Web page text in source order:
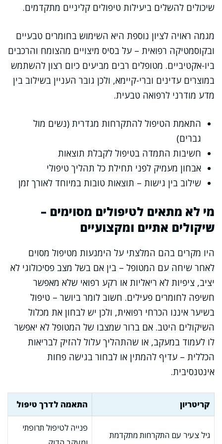
שיכולים להשלים ביעילות טיפולים קליניים מתקדמים.
מגמה ראויה לציון נוספת היא השימוש בחומרים טבעיים
ובקוסמטיקה רפואית – על בסיס מיצויים מהצומח והרכבים
ביו-אקטיביים. מטופלים רבים מביעים כיום רצון להשתמש
במוצרים עדינים וברי-קיימא, ולכן גובר העניין בשילוב בין
מדע מודרני לרפואה טבעית.
התאמת הטיפול להתקרחות מגדרית (נשים מול
גברים)
חשיבות התמדה בטיפול לקבלת תוצאות
אבחון מעמיק לפני תחילת כל תהליך טיפולי
שילוב בין גישות – תוצאות טובות במיוחד לאורך זמן
מי לא מתאים לטיפולים מסוימים –
שיקולים אתיים ומקצועיים
היו מקרים בהם המלצתי על הימנעות מטיפול מסוים
לאחר שיחה עם המטופל – בין אם בשל מצב פסיכולוגי לא
יציב, ציפיות לא ריאליות או רקע רפואי שלא מאפשר
חשיפה לחומרים פעילים. חשוב לומר ביושר – טיפול
בשיער איננו הכרחי רפואית, ולכן יש לבחון את מכלול
השיקולים היטב. אם ברור שמצבו של המטופל לא יאפשר
לו לעמוד במעקב, או שהתהליך עלול להזיק לבריאות
הכללית – עדיף להמתין או לבחור בגישה פחות
אינטנסיבית.
קריטריון התאמה לדרך טיפול
גיל צעיר עם התקרחות מתקדמת
פנייה לטיפול תרופתי